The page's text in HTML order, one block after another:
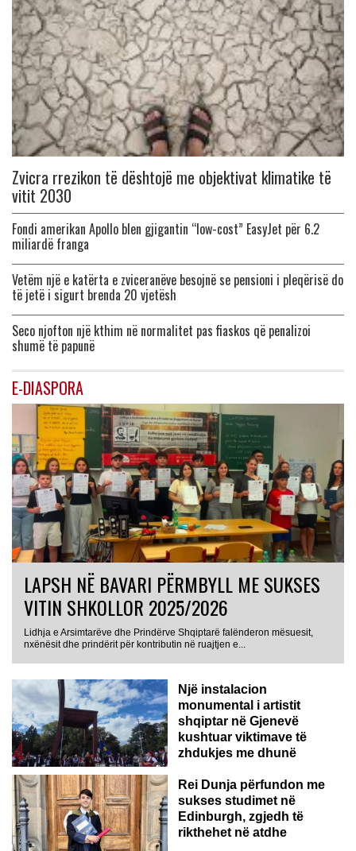
Zvicra rrezikon të dështojë me objektivat klimatike të
vitit 2030
Fondi amerikan Apollo blen gjigantin “low-cost” EasyJet për 6.2
miliardë franga
Vetëm një e katërta e zviceranëve besojnë se pensioni i pleqërisë do
të jetë i sigurt brenda 20 vjetësh
Seco njofton një kthim në normalitet pas fiaskos që penalizoi
shumë të papunë
E-DIASPORA
LAPSH NË BAVARI PËRMBYLL ME SUKSES
VITIN SHKOLLOR 2025/2026
Lidhja e Arsimtarëve dhe Prindërve Shqiptarë falënderon mësuesit,
nxënësit dhe prindërit për kontributin në ruajtjen e...
Një instalacion
monumental i artistit
shqiptar në Gjenevë
kushtuar viktimave të
zhdukjes me dhunë
Rei Dunja përfundon me
sukses studimet në
Edinburgh, zgjedh të
rikthehet në atdhe